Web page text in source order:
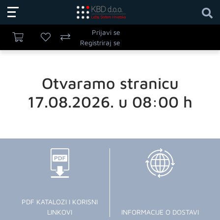
Prijavi se
Registriraj se
Otvaramo stranicu
17.08.2026. u 08:00 h
PDF KATALOZI I KORISNI
LINKOVI
INFORMACIJE O DOSTAVI